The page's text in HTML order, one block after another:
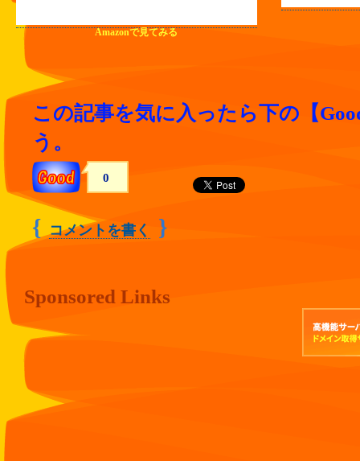
Amazonで見てみる
この記事を気に入ったら下の【
う。
0
{ コメントを書く }
Sponsored Links